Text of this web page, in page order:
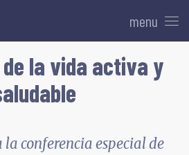
menu
la vida activa y
conferencia especial de